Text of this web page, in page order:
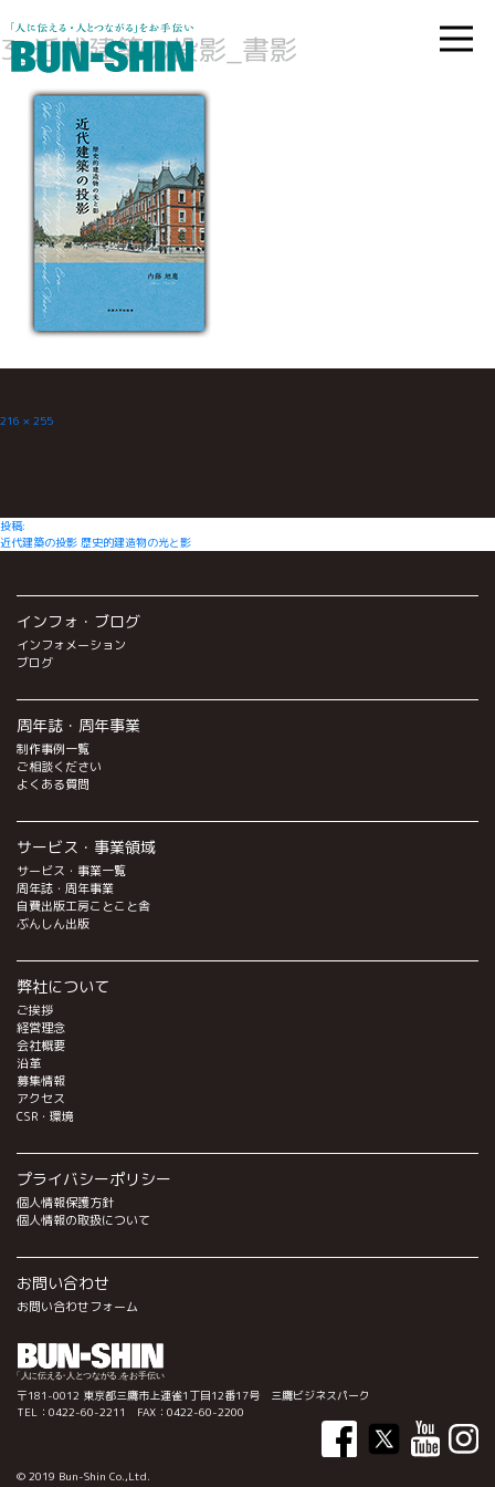
3_近代建築の投影_書影
フ
216 × 255
投
稿
ゲ
ー
ョ
ン
投稿:
近代建築の投影 歴史的建造物の光と影
インフォ・ブログ
インフォメーション
ブログ
周年誌・周年事業
制作事例一覧
ご相談ください
よくある質問
サービス・事業領域
サービス・事業一覧
周年誌・周年事業
自費出版工房ことこと舎
ぶんしん出版
弊社について
ご挨拶
経営理念
会社概要
沿革
募集情報
アクセス
CSR・環境
プライバシーポリシー
個人情報保護方針
個人情報の取扱について
お問い合わせ
お問い合わせフォーム
〒181-0012 東京都三鷹市上連雀1丁目12番17号 三鷹ビジネスパーク
TEL：0422-60-2211 FAX：0422-60-2200
© 2019 Bun-Shin Co.,Ltd.